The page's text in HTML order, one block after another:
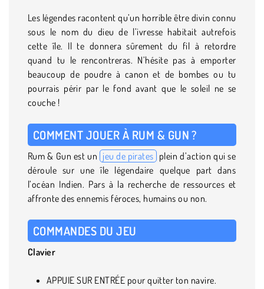
Les légendes racontent qu’un horrible être divin connu
sous le nom du dieu de l’ivresse habitait autrefois
cette île. Il te donnera sûrement du fil à retordre
quand tu le rencontreras. N’hésite pas à emporter
beaucoup de poudre à canon et de bombes ou tu
pourrais périr par le fond avant que le soleil ne se
couche !
COMMENT JOUER À RUM & GUN ?
Rum & Gun est un jeu de pirates plein d’action qui se
déroule sur une île légendaire quelque part dans
l’océan Indien. Pars à la recherche de ressources et
affronte des ennemis féroces, humains ou non.
COMMANDES DU JEU
Clavier
APPUIE SUR ENTRÉE pour quitter ton navire.